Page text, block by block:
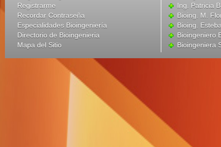
Registrarme
Recordar Contraseña
Especialidades Bioingeniería
Directorio de Bioingenieria
Mapa del Sitio
Ing. Patricia
Bioing. M.
Bioing.
Bioingeniero
Bioingeniera